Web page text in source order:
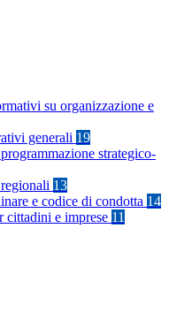
su organizzazione e
generali 19
strategico-
13
e codice di condotta 14
cittadini e imprese 11